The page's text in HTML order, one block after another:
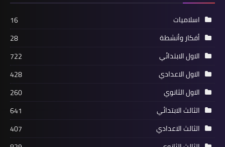
اسلاميات
16
أفكار وأنشطة
28
الاول الابتدائي
722
الاول الاعدادي
428
الاول الثانوي
260
الثالث الابتدائي
641
الثالث الاعدادي
407